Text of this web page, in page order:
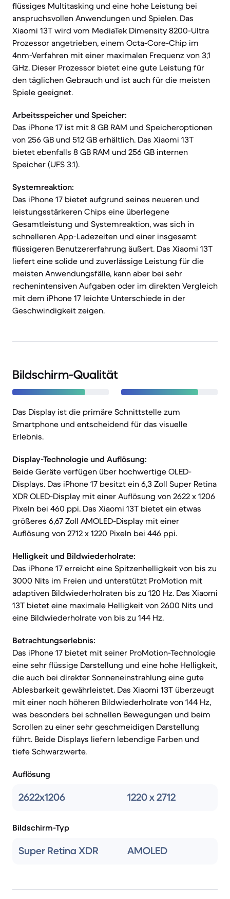
flüssiges Multitasking und eine hohe Leistung bei
anspruchsvollen Anwendungen und Spielen. Das
Xiaomi 13T wird vom MediaTek Dimensity 8200-Ultra
Prozessor angetrieben, einem Octa-Core-Chip im
4nm-Verfahren mit einer maximalen Frequenz von 3,1
GHz. Dieser Prozessor bietet eine gute Leistung für
den täglichen Gebrauch und ist auch für die meisten
Spiele geeignet.
Arbeitsspeicher und Speicher:
Das iPhone 17 ist mit 8 GB RAM und Speicheroptionen
von 256 GB und 512 GB erhältlich. Das Xiaomi 13T
bietet ebenfalls 8 GB RAM und 256 GB internen
Speicher (UFS 3.1).
Systemreaktion:
Das iPhone 17 bietet aufgrund seines neueren und
leistungsstärkeren Chips eine überlegene
Gesamtleistung und Systemreaktion, was sich in
schnelleren App-Ladezeiten und einer insgesamt
flüssigeren Benutzererfahrung äußert. Das Xiaomi 13T
liefert eine solide und zuverlässige Leistung für die
meisten Anwendungsfälle, kann aber bei sehr
rechenintensiven Aufgaben oder im direkten Vergleich
mit dem iPhone 17 leichte Unterschiede in der
Geschwindigkeit zeigen.
Bildschirm-Qualität
Das Display ist die primäre Schnittstelle zum
Smartphone und entscheidend für das visuelle
Erlebnis.
Display-Technologie und Auflösung:
Beide Geräte verfügen über hochwertige OLED-
Displays. Das iPhone 17 besitzt ein 6,3 Zoll Super Retina
XDR OLED-Display mit einer Auflösung von 2622 x 1206
Pixeln bei 460 ppi. Das Xiaomi 13T bietet ein etwas
größeres 6,67 Zoll AMOLED-Display mit einer
Auflösung von 2712 x 1220 Pixeln bei 446 ppi.
Helligkeit und Bildwiederholrate:
Das iPhone 17 erreicht eine Spitzenhelligkeit von bis zu
3000 Nits im Freien und unterstützt ProMotion mit
adaptiven Bildwiederholraten bis zu 120 Hz. Das Xiaomi
13T bietet eine maximale Helligkeit von 2600 Nits und
eine Bildwiederholrate von bis zu 144 Hz.
Betrachtungserlebnis:
Das iPhone 17 bietet mit seiner ProMotion-Technologie
eine sehr flüssige Darstellung und eine hohe Helligkeit,
die auch bei direkter Sonneneinstrahlung eine gute
Ablesbarkeit gewährleistet. Das Xiaomi 13T überzeugt
mit einer noch höheren Bildwiederholrate von 144 Hz,
was besonders bei schnellen Bewegungen und beim
Scrollen zu einer sehr geschmeidigen Darstellung
führt. Beide Displays liefern lebendige Farben und
tiefe Schwarzwerte.
Auflösung
2622x1206 1220 x 2712
Bildschirm-Typ
Super Retina XDR AMOLED